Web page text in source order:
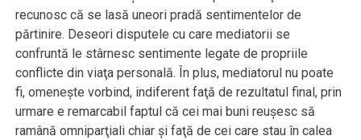
recunosc că se lasă uneori pradă sentimentelor de
părtinire. Deseori disputele cu care mediatorii se
confruntă le stârnesc sentimente legate de propriile
conflicte din viaţa personală. În plus, mediatorul nu poate
fi, omeneşte vorbind, indiferent faţă de rezultatul final, prin
urmare e remarcabil faptul că cei mai buni reuşesc să
ramână omniparţiali chiar şi faţă de cei care stau în calea